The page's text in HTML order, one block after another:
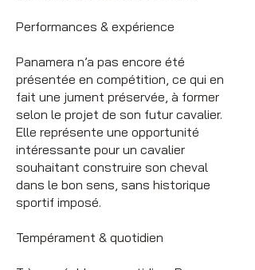
Performances & expérience
Panamera n’a pas encore été
présentée en compétition, ce qui en
fait une jument préservée, à former
selon le projet de son futur cavalier.
Elle représente une opportunité
intéressante pour un cavalier
souhaitant construire son cheval
dans le bon sens, sans historique
sportif imposé.
Tempérament & quotidien